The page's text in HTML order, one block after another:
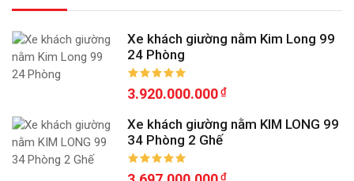
Xe khách giường nằm Kim Long 99
24 Phòng
3.920.000.000
Xe khách giường nằm KIM LONG 99
34 Phòng 2 Ghế